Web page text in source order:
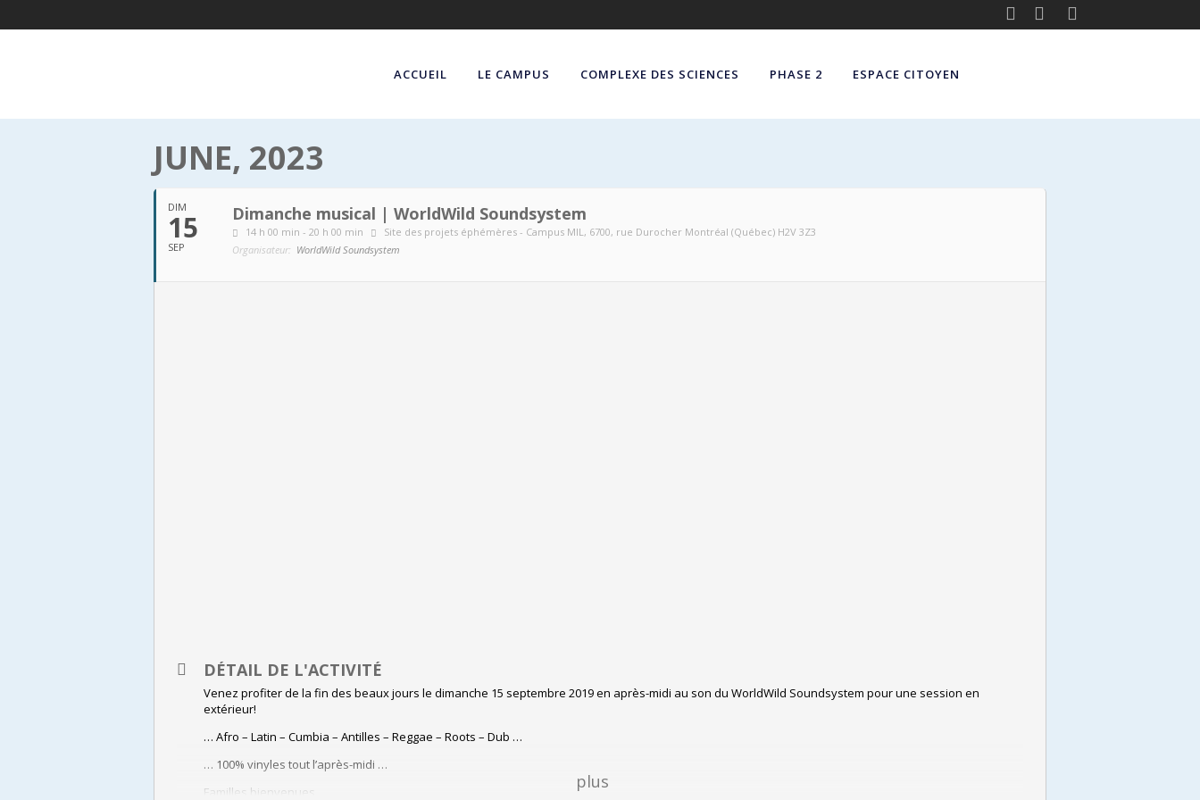
ACCUEIL LE CAMPUS COMPLEXE DES SCIENCES PHASE 2 ESPACE CITOYEN
JUNE, 2023
DIM
15
SEP
Dimanche musical | WorldWild Soundsystem
14 h 00 min - 20 h 00 min Site des projets éphémères - Campus MIL, 6700, rue Durocher Montréal (Québec) H2V 3Z3
Organisateur: WorldWild Soundsystem
plus
DÉTAIL DE L'ACTIVITÉ
Venez profiter de la fin des beaux jours le dimanche 15 septembre 2019 en après-midi au son du WorldWild Soundsystem pour une session en
extérieur!
… Afro – Latin – Cumbia – Antilles – Reggae – Roots – Dub …
… 100% vinyles tout l’après-midi …
Familles bienvenues